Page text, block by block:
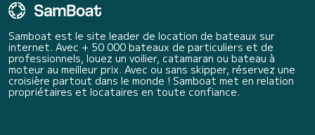
Samboat est le site leader de location de bateaux sur
internet. Avec + 50 000 bateaux de particuliers et de
professionnels, louez un voilier, catamaran ou bateau à
moteur au meilleur prix. Avec ou sans skipper, réservez une
croisière partout dans le monde ! Samboat met en relation
propriétaires et locataires en toute confiance.